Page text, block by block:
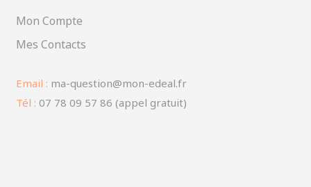
Mon Compte
Mes Contacts
Email : ma-question@mon-edeal.fr
Tél : 07 78 09 57 86 (appel gratuit)